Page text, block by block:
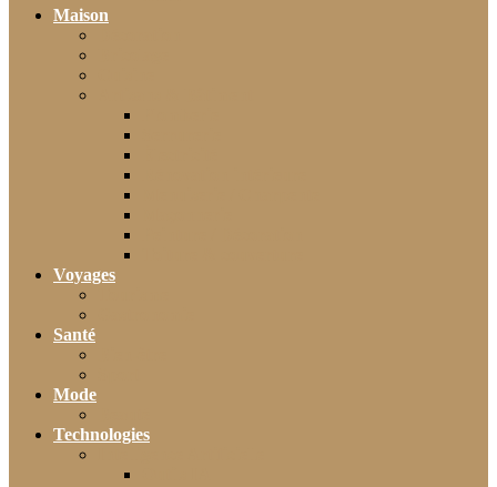
Maison
Voyages
Santé
Mode
Technologies